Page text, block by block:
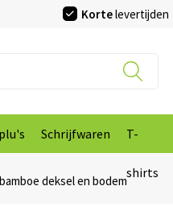
Kortelevertijden
Schrijfwaren T-
shirts
deksel en bodem